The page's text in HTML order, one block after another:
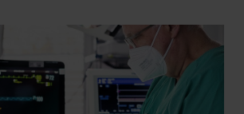
auf moderne Verfahren
und Therapie.